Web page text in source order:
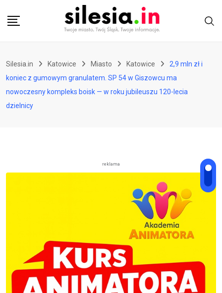
Silesia.in Katowice Miasto Katowice
2,9 mln zł i
koniec z gumowym granulatem. SP 54 w Giszowcu ma
nowoczesny kompleks boisk — w roku jubileuszu 120-lecia
dzielnicy
reklama